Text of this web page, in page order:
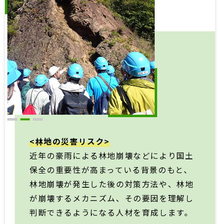
<林地の災害リスク>
近年の豪雨による林地崩壊などにより国土
保全の重要性が高まっている背景のもと、
林地崩壊が発生した後の対策方法や、林地
が崩壊するメカニズム、その要因を理解し
判断できるようになる人材を育成します。